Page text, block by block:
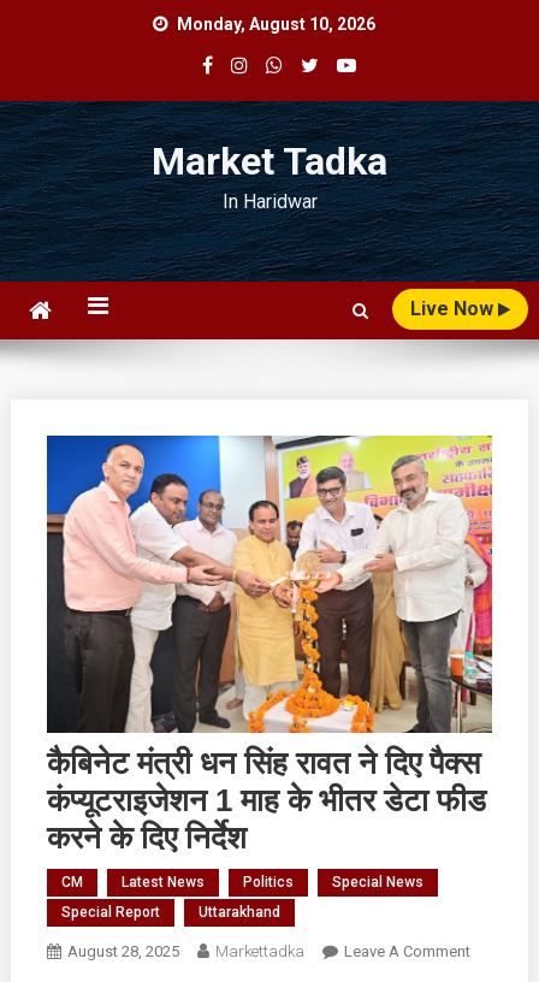
Monday, August 10, 2026
Market Tadka
In Haridwar
Live Now
कैबिनेट मंत्री धन सिंह रावत ने दिए पैक्स
कंप्यूटराइजेशन 1 माह के भीतर डेटा फीड
करने के दिए निर्देश
CM Latest News Politics
Special News
Special Report
Uttarakhand
August 28, 2025 Markettadka Leave A CommentOn